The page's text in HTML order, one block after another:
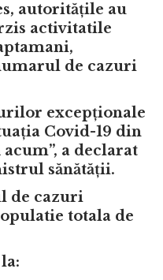
autoritățile au
activitatile
de cazuri
excepționale
Covid-19 din
a declarat
sănătății.
de cazuri
totala de